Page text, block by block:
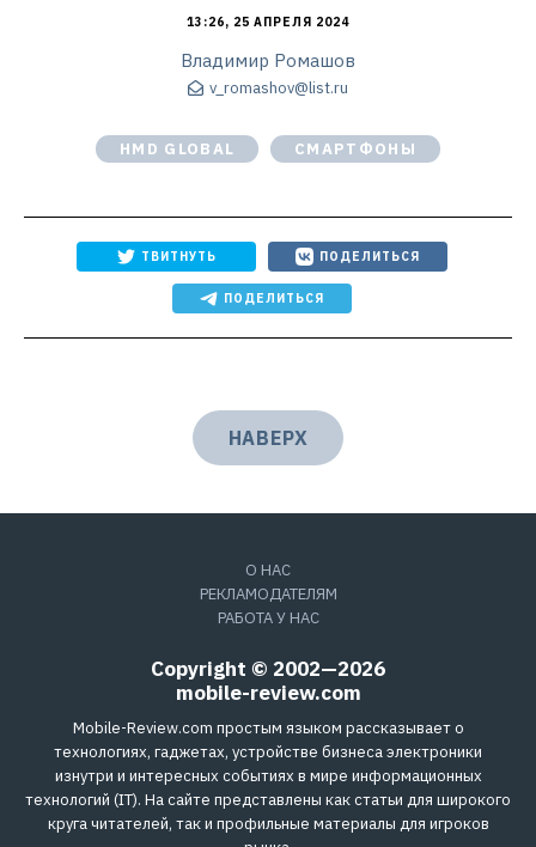
13:26, 25 АПРЕЛЯ 2024
Владимир Ромашов
v_romashov@list.ru
HMD GLOBAL СМАРТФОНЫ
ТВИТНУТЬ ПОДЕЛИТЬСЯ
ПОДЕЛИТЬСЯ
НАВЕРХ
О НАС
РЕКЛАМОДАТЕЛЯМ
РАБОТА У НАС
Copyright © 2002—2026
mobile-review.com
Mobile-Review.com простым языком рассказывает о
технологиях, гаджетах, устройстве бизнеса электроники
изнутри и интересных событиях в мире информационных
технологий (IT). На сайте представлены как статьи для широкого
круга читателей, так и профильные материалы для игроков